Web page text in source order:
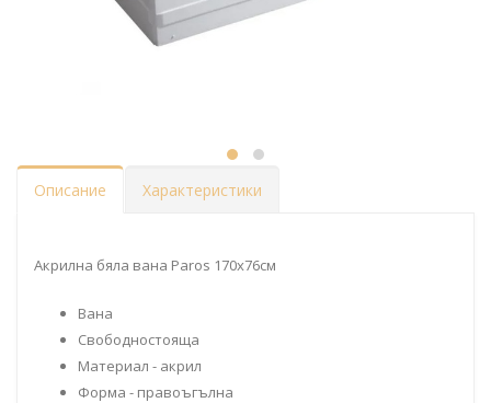
Описание Характеристики
Акрилна бяла вана Paros 170x76см
Вана
Свободностояща
Материал - акрил
Форма - правоъгълна